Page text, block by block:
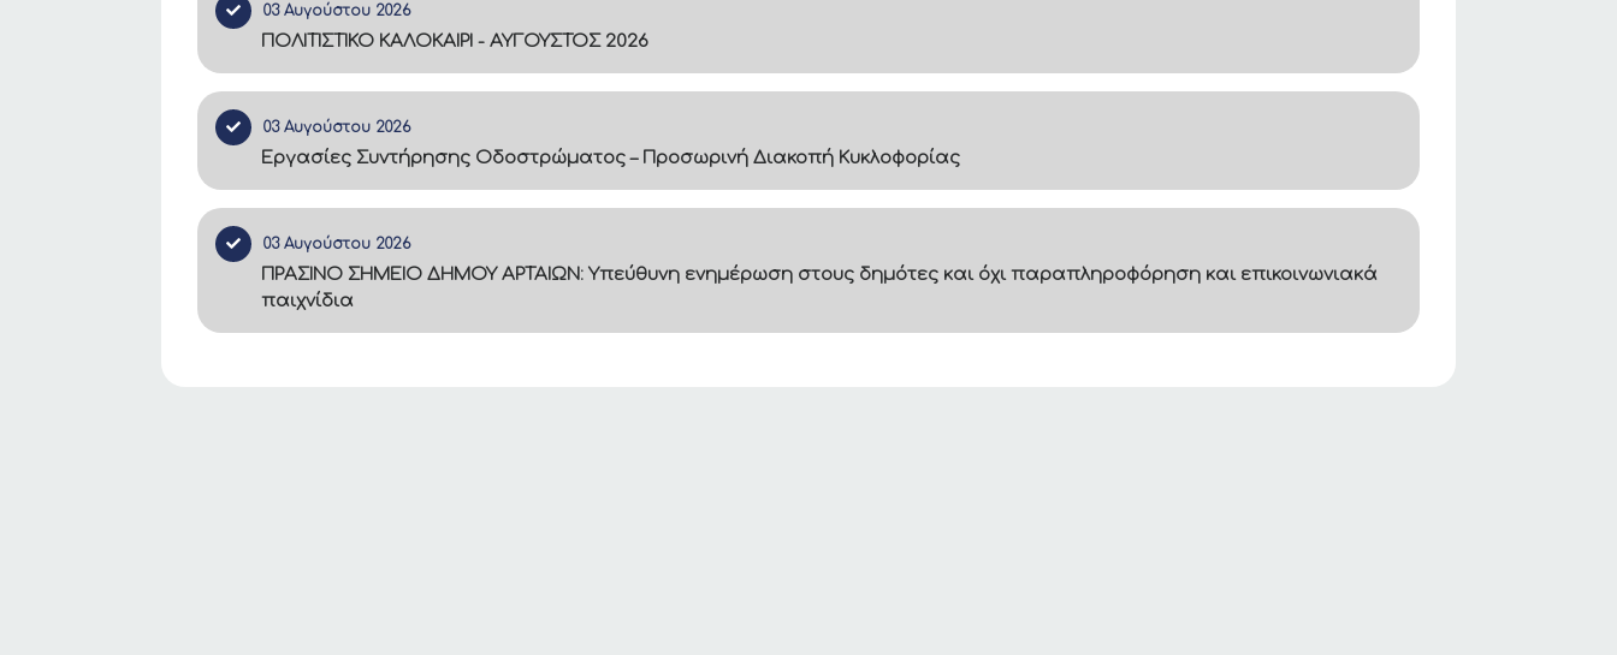
03 Αυγούστου 2026
ΠΟΛΙΤΙΣΤΙΚΟ ΚΑΛΟΚΑΙΡΙ - ΑΥΓΟΥΣΤΟΣ 2026
03 Αυγούστου 2026
Εργασίες Συντήρησης Οδοστρώματος – Προσωρινή Διακοπή Κυκλοφορίας
03 Αυγούστου 2026
ΠΡΑΣΙΝΟ ΣΗΜΕΙΟ ΔΗΜΟΥ ΑΡΤΑΙΩΝ: Υπεύθυνη ενημέρωση στους δημότες και όχι παραπληροφόρηση και επικοινωνιακά
παιχνίδια